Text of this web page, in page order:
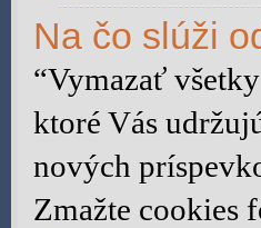
Na čo slúži
“Vymazať
ktoré Vás
nových
Zmažte cookies